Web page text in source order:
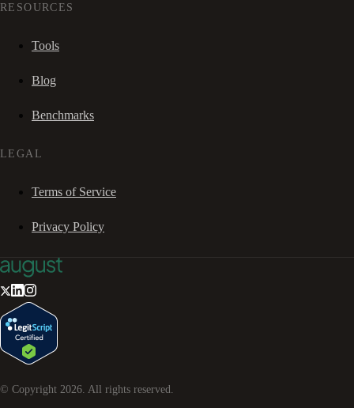
RESOURCES
Tools
Blog
Benchmarks
LEGAL
Terms of Service
Privacy Policy
© Copyright 2026 . All rights reserved.